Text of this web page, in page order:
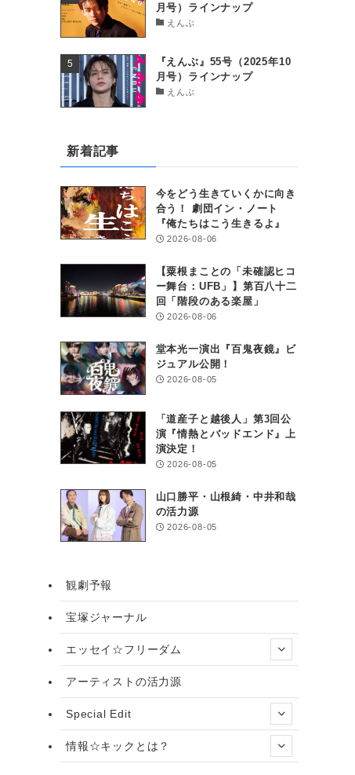
月号）ラインナップ
えんぶ
『えんぶ』55号（2025年10
月号）ラインナップ
えんぶ
新着記事
今をどう生きていくかに向き
合う！ 劇団イン・ノート
『俺たちはこう生きるよ』
2026-08-06
【粟根まことの「未確認ヒコ
ー舞台：UFB」】第百八十二
回「階段のある楽屋」
2026-08-06
堂本光一演出『百鬼夜鏡』ビ
ジュアル公開！
2026-08-05
「道産子と越後人」第3回公
演『情熱とバッドエンド』上
演決定！
2026-08-05
山口勝平・山根綺・中井和哉
の活力源
2026-08-05
観劇予報
宝塚ジャーナル
エッセイ☆フリーダム
アーティストの活力源
Special Edit
情報☆キックとは？